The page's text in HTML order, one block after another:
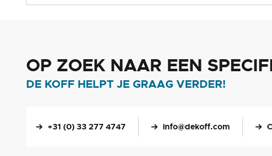
OP ZOEK NAAR EEN
DE KOFF HELPT JE GRAAG VERDER!
+31 (0) 33 277 4747 info@dekoff.com